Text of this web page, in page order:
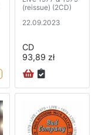
(reissue) (2CD)
22.09.2023
CD
93,89 zł